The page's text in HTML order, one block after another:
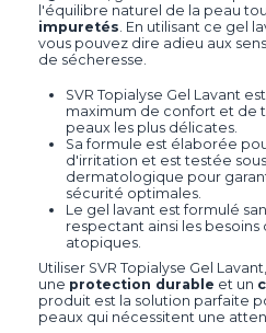
l'équilibre naturel de la peau
impuretés . En utilisant ce gel
vous pouvez dire adieu aux
de sécheresse.
SVR Topialyse Gel Lavant
maximum de confort et de
peaux les plus délicates.
Sa formule est élaborée
d'irritation et est testée
dermatologique pour
sécurité optimales.
Le gel lavant est formulé
respectant ainsi les
atopiques.
Utiliser SVR Topialyse Gel
une protection durable et un
produit est la solution parfaite
peaux qui nécessitent une